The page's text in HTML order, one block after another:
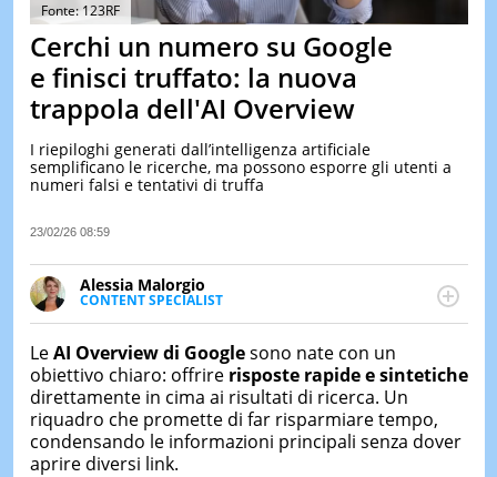
TEST
DI
DI
IERI
Fonte: 123RF
Cerchi un numero su Google
e finisci truffato: la nuova
trappola dell'AI Overview
I riepiloghi generati dall’intelligenza artificiale
semplificano le ricerche, ma possono esporre gli utenti a
numeri falsi e tentativi di truffa
23/02/26 08:59
Alessia Malorgio
CONTENT SPECIALIST
Ha conseguito un Master in Marketing Management
occupa della creazione di contenuti in ottica SEO e
dello sviluppo di strategie marketing attraverso
canali digitali.
LeAI Overview di Googlesono nate con un
obiettivo chiaro: offrirerisposte rapide e sintetiche
direttamente in cima ai risultati di ricerca. Un
riquadro che promette di far risparmiare tempo,
condensando le informazioni principali senza dover
aprire diversi link.